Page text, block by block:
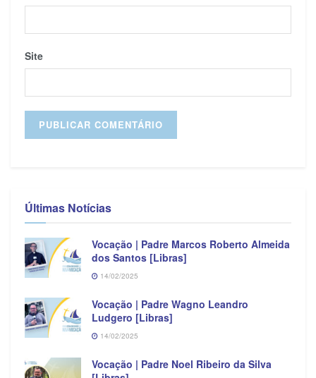
Site
Últimas Notícias
Vocação | Padre Marcos Roberto Almeida
dos Santos [Libras]
14/02/2025
Vocação | Padre Wagno Leandro
Ludgero [Libras]
14/02/2025
Vocação | Padre Noel Ribeiro da Silva